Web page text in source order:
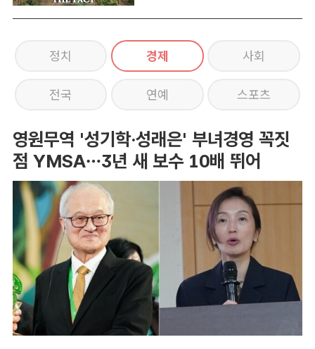
정치 경제 사회
전국 연예 스포츠
영원무역 '성기학·성래은' 부녀경영 꼭짓
점 YMSA…3년 새 보수 10배 뛰어